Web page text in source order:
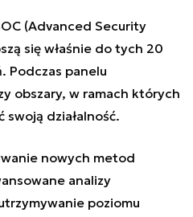
(Advanced Security
się właśnie do tych 20
Podczas panelu
obszary, w ramach których
swoją działalność.
nowych metod
analizy
poziomu